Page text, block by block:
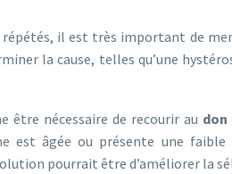
répétés, il est très important de
la cause, telles qu’une
être nécessaire de recourir au don
est âgée ou présente une
pourrait être d’améliorer la